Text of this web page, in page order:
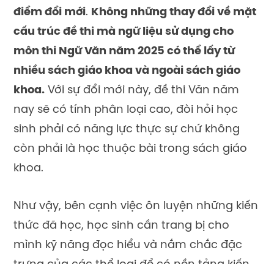
điểm đổi mới. Không những thay đổi về mặt
cấu trúc đề thi mà ngữ liệu sử dụng cho
môn thi Ngữ Văn năm 2025 có thể lấy từ
nhiều sách giáo khoa và ngoài sách giáo
khoa. Với sự đổi mới này, đề thi Văn năm
nay sẽ có tính phân loại cao, đòi hỏi học
sinh phải có năng lực thực sự chứ không
còn phải là học thuộc bài trong sách giáo
khoa.
Như vậy, bên cạnh việc ôn luyện những kiến
thức đã học, học sinh cần trang bị cho
mình kỹ năng đọc hiểu và nắm chắc đặc